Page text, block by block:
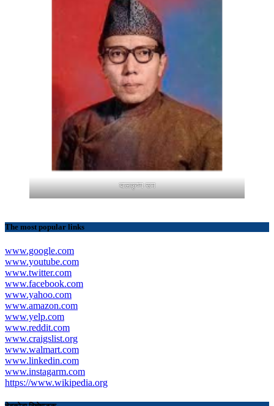
बालकृष्ण-सम
The most popular links
www.google.com
www.youtube.com
www.twitter.com
www.facebook.com
www.yahoo.com
www.amazon.com
www.yelp.com
www.reddit.com
www.craigslist.org
www.walmart.com
www.linkedin.com
www.instagarm.com
https://www.wikipedia.org